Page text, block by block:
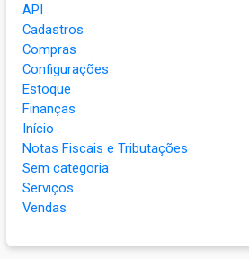
API
Cadastros
Compras
Configurações
Estoque
Finanças
Início
Notas Fiscais e Tributações
Sem categoria
Serviços
Vendas